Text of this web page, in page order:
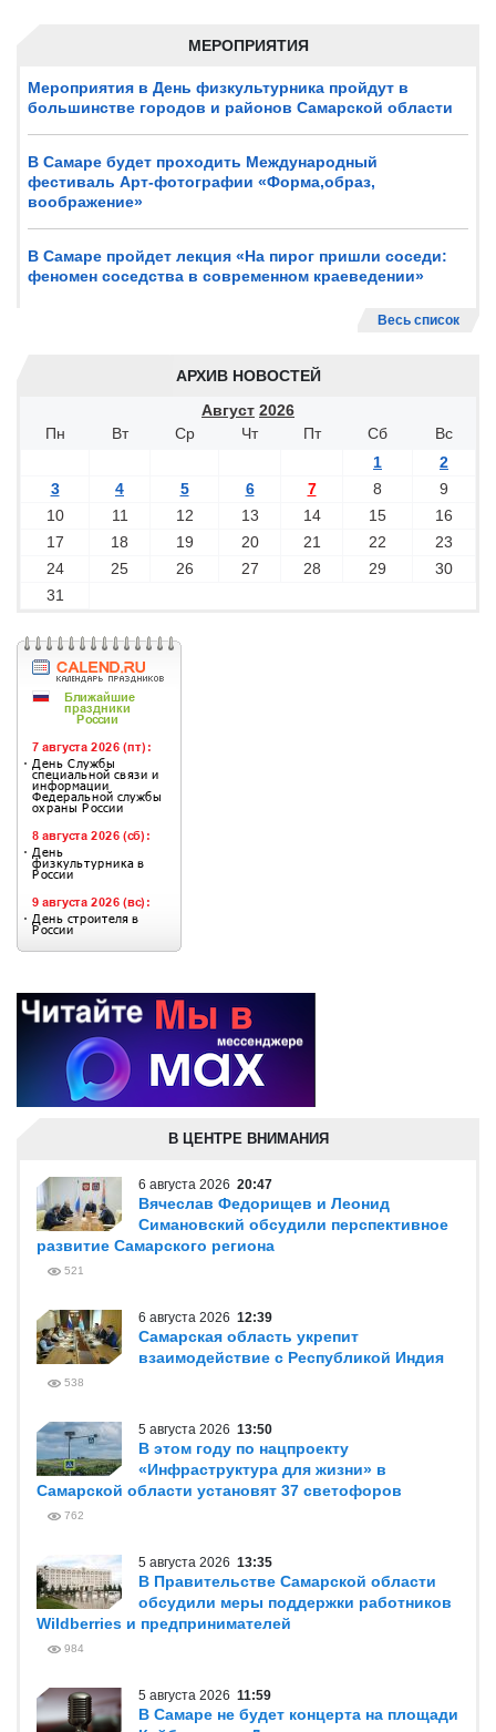
МЕРОПРИЯТИЯ
Мероприятия в День физкультурника пройдут в
большинстве городов и районов Самарской области
В Самаре будет проходить Международный
фестиваль Арт-фотографии «Форма,образ,
воображение»
В Самаре пройдет лекция «На пирог пришли соседи:
феномен соседства в современном краеведении»
Весь список
АРХИВ НОВОСТЕЙ
Август 2026
Пн
Вт Ср Чт Пт Сб
Вс
1
2
3
4 5 6 7 8
9
10
11 12 13 14 15
16
17
18 19 20 21 22
23
24
25 26 27 28 29
30
31
В ЦЕНТРЕ ВНИМАНИЯ
6 августа 2026 20:47
Вячеслав Федорищев и Леонид
Симановский обсудили перспективное
развитие Самарского региона
521
6 августа 2026 12:39
Самарская область укрепит
взаимодействие с Республикой Индия
538
5 августа 2026 13:50
В этом году по нацпроекту
«Инфраструктура для жизни» в
Самарской области установят 37 светофоров
762
5 августа 2026 13:35
В Правительстве Самарской области
обсудили меры поддержки работников
Wildberries и предпринимателей
984
5 августа 2026 11:59
В Самаре не будет концерта на площади